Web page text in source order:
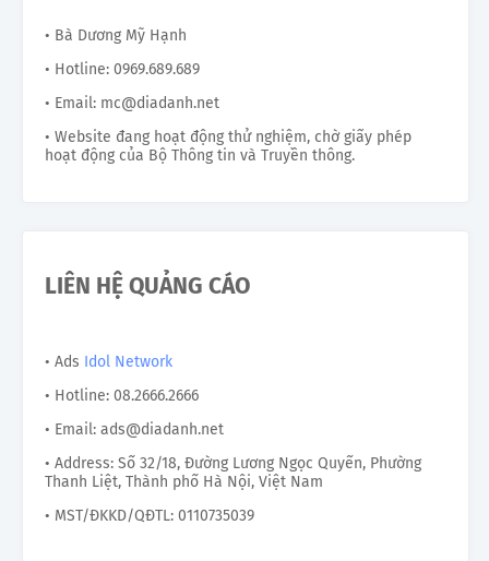
• Bà Dương Mỹ Hạnh
• Hotline: 0969.689.689
• Email: mc@diadanh.net
• Website đang hoạt động thử nghiệm, chờ giấy phép
hoạt động của Bộ Thông tin và Truyền thông.
LIÊN HỆ QUẢNG CÁO
• Ads Idol Network
• Hotline: 08.2666.2666
• Email: ads@diadanh.net
• Address: Số 32/18, Đường Lương Ngọc Quyến, Phường
Thanh Liệt, Thành phố Hà Nội, Việt Nam
• MST/ĐKKD/QĐTL: 0110735039